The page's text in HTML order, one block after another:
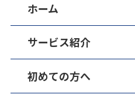
ホーム
サービス紹介
初めての方へ